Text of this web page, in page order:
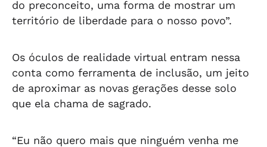
do preconceito, uma forma de mostrar um
território de liberdade para o nosso povo”.
Os óculos de realidade virtual entram nessa
conta como ferramenta de inclusão, um jeito
de aproximar as novas gerações desse solo
que ela chama de sagrado.
“Eu não quero mais que ninguém venha me